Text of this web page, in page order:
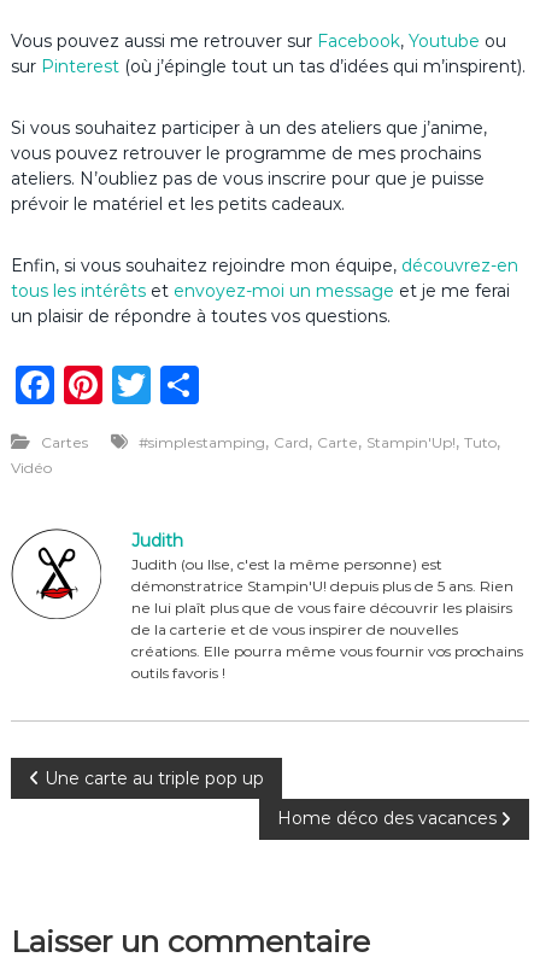
Vous pouvez aussi me retrouver sur Facebook, Youtube ou
sur Pinterest (où j’épingle tout un tas d’idées qui m’inspirent).
Si vous souhaitez participer à un des ateliers que j’anime,
vous pouvez retrouver le programme de mes prochains
ateliers. N’oubliez pas de vous inscrire pour que je puisse
prévoir le matériel et les petits cadeaux.
Enfin, si vous souhaitez rejoindre mon équipe, découvrez-en
tous les intérêtset envoyez-moi un message et je me ferai
un plaisir de répondre à toutes vos questions.
F
c
b
o
o
Pi
n
te
st
T
it
r
P
ta
Cartes #simplestamping, Card, Carte, Stampin'Up!, Tuto,
Vidéo
Judith
Judith (ou Ilse, c'est la même personne) est
démonstratrice Stampin'U! depuis plus de 5 ans. Rien
ne lui plaît plus que de vous faire découvrir les plaisirs
de la carterie et de vous inspirer de nouvelles
créations. Elle pourra même vous fournir vos prochains
outils favoris !
N
i
Une carte au triple pop up
Home déco des vacances
Laisser un commentaire